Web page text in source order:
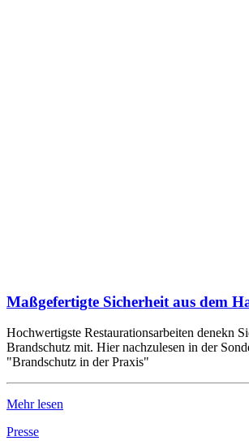
Maßgefertigte Sicherheit aus dem
Hochwertigste Restaurationsarbeiten denekn
Brandschutz mit. Hier nachzulesen in der
"Brandschutz in der Praxis"
Mehr lesen
Presse